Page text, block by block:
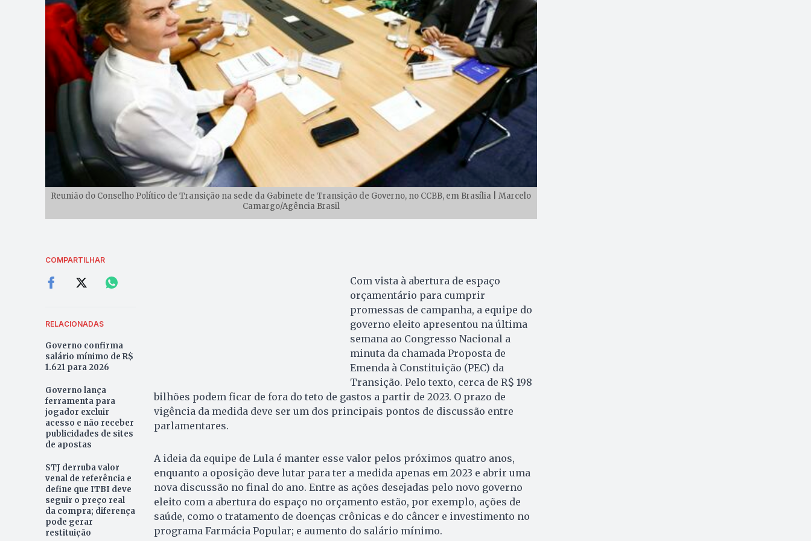
Reunião do Conselho Político de Transição na sede da Gabinete de Transição de Governo, no CCBB, em Brasília | Marcelo
Camargo/Agência Brasil
COMPARTILHAR
RELACIONADAS
Governo confirma
salário mínimo de R$
1.621 para 2026
Governo lança
ferramenta para
jogador excluir
acesso e não receber
publicidades de sites
de apostas
STJ derruba valor
venal de referência e
define que ITBI deve
seguir o preço real
da compra; diferença
pode gerar
restituição
Com vista à abertura de espaço
orçamentário para cumprir
promessas de campanha, a equipe do
governo eleito apresentou na última
semana ao Congresso Nacional a
minuta da chamada Proposta de
Emenda à Constituição (PEC) da
Transição. Pelo texto, cerca de R$ 198
bilhões podem ficar de fora do teto de gastos a partir de 2023. O prazo de
vigência da medida deve ser um dos principais pontos de discussão entre
parlamentares.
A ideia da equipe de Lula é manter esse valor pelos próximos quatro anos,
enquanto a oposição deve lutar para ter a medida apenas em 2023 e abrir uma
nova discussão no final do ano. Entre as ações desejadas pelo novo governo
eleito com a abertura do espaço no orçamento estão, por exemplo, ações de
saúde, como o tratamento de doenças crônicas e do câncer e investimento no
programa Farmácia Popular; e aumento do salário mínimo.